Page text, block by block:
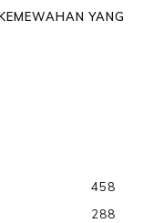
YANG
458
288